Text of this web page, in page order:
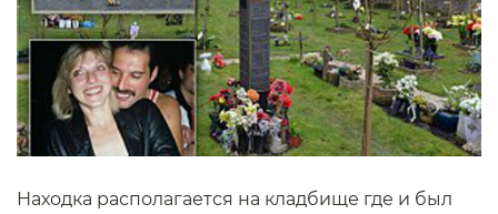
Находка располагается на кладбище где и был